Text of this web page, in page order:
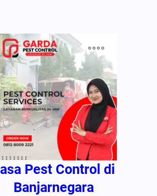
Pest Control di
Banjarnegara